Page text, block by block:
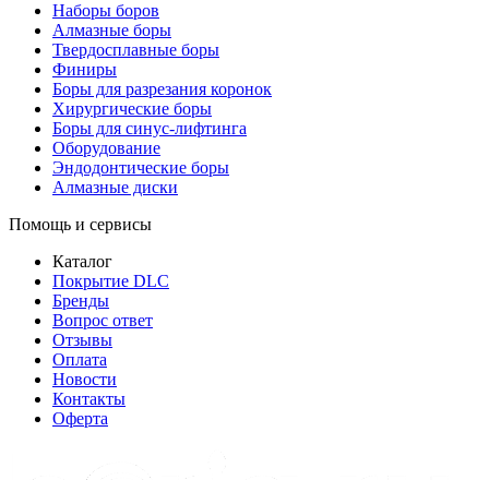
Наборы боров
Алмазные боры
Твердосплавные боры
Финиры
Боры для разрезания коронок
Хирургические боры
Боры для синус-лифтинга
Оборудование
Эндодонтические боры
Алмазные диски
Помощь и сервисы
Каталог
Покрытие DLC
Бренды
Вопрос ответ
Отзывы
Оплата
Новости
Контакты
Оферта